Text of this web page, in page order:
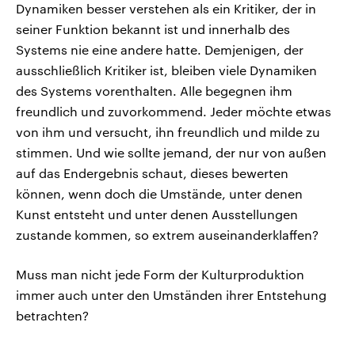
Dynamiken besser verstehen als ein Kritiker, der in
seiner Funktion bekannt ist und innerhalb des
Systems nie eine andere hatte. Demjenigen, der
ausschließlich Kritiker ist, bleiben viele Dynamiken
des Systems vorenthalten. Alle begegnen ihm
freundlich und zuvorkommend. Jeder möchte etwas
von ihm und versucht, ihn freundlich und milde zu
stimmen. Und wie sollte jemand, der nur von außen
auf das Endergebnis schaut, dieses bewerten
können, wenn doch die Umstände, unter denen
Kunst entsteht und unter denen Ausstellungen
zustande kommen, so extrem auseinanderklaffen?
Muss man nicht jede Form der Kulturproduktion
immer auch unter den Umständen ihrer Entstehung
betrachten?